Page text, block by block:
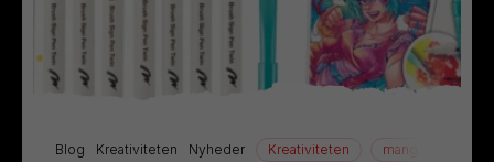
Blog Kreativiteten Nyheder Kreativiteten manga